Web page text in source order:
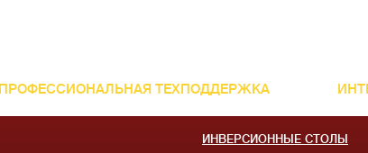
ПРОФЕССИОНАЛЬНАЯ ТЕХПОДДЕРЖКА
ИНВЕРСИОННЫЕ СТОЛЫ